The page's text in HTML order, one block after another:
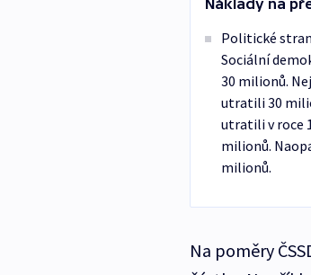
Náklady na
Politické
Sociální
30 milionů.
utratili 30
utratili v roce
milionů.
milionů.
Na poměry